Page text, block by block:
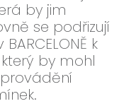
by jim
se podřizují
k
by mohl